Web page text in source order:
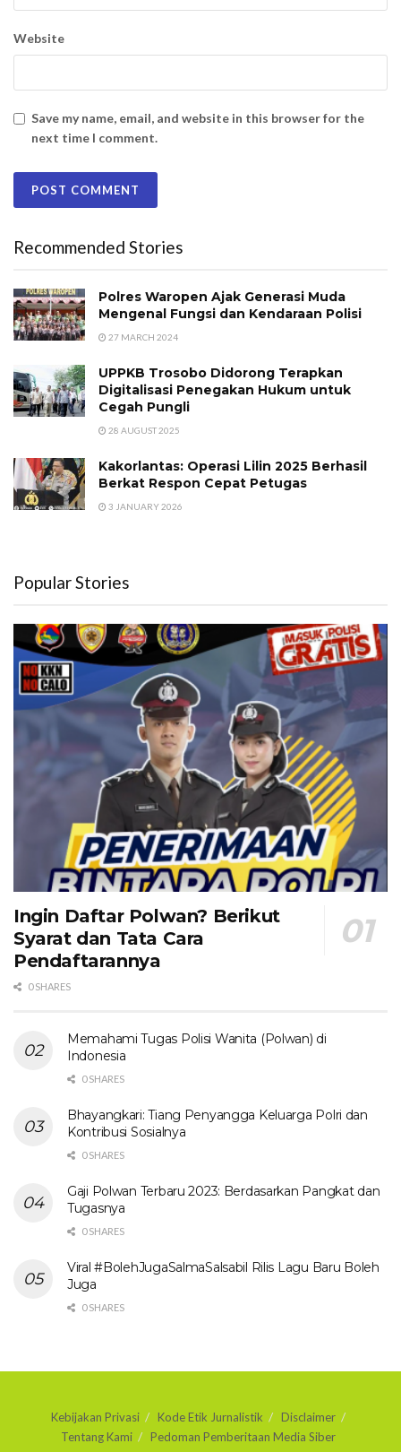
Website
Save my name, email, and website in this browser for the
next time I comment.
Recommended Stories
Polres Waropen Ajak Generasi Muda
Mengenal Fungsi dan Kendaraan Polisi
27 MARCH 2024
UPPKB Trosobo Didorong Terapkan
Digitalisasi Penegakan Hukum untuk
Cegah Pungli
28 AUGUST 2025
Kakorlantas: Operasi Lilin 2025 Berhasil
Berkat Respon Cepat Petugas
3 JANUARY 2026
Popular Stories
Ingin Daftar Polwan? Berikut
Syarat dan Tata Cara
Pendaftarannya
0 SHARES
Memahami Tugas Polisi Wanita (Polwan) di
Indonesia
0 SHARES
Bhayangkari: Tiang Penyangga Keluarga Polri dan
Kontribusi Sosialnya
0 SHARES
Gaji Polwan Terbaru 2023: Berdasarkan Pangkat dan
Tugasnya
0 SHARES
Viral #BolehJugaSalmaSalsabil Rilis Lagu Baru Boleh
Juga
0 SHARES
Kebijakan Privasi Kode Etik Jurnalistik
Disclaimer
Tentang Kami
Pedoman Pemberitaan Media Siber